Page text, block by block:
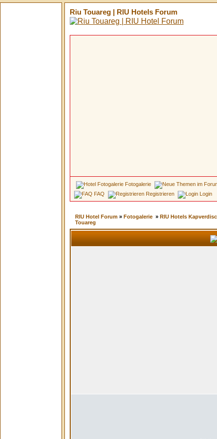
Riu Touareg | RIU Hotels Forum
Fotogalerie
FAQ
Registrieren Login
RIU Hotel Forum »Fotogalerie »RIU Hotels
Touareg